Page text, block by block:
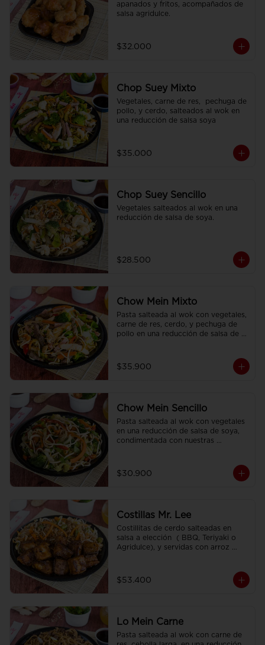
apanados y fritos, acompañados de
salsa agridulce.
$32.000
Chop Suey Mixto
Vegetales, carne de res,  pechuga de
pollo, y cerdo, salteados al wok en
una reducción de salsa soya
$35.000
Chop Suey Sencillo
Vegetales salteados al wok en una
reducción de salsa de soya.
$28.500
Chow Mein Mixto
Pasta salteada al wok con vegetales,
carne de res, cerdo, y pechuga de
pollo en una reducción de salsa de
$35.900
Chow Mein Sencillo
Pasta salteada al wok con vegetales
en una reducción de salsa de soya,
condimentada con nuestras
$30.900
Costillas Mr. Lee
Costillitas de cerdo salteadas en
salsa a elección  ( BBQ, Teriyaki o
Agridulce), y servidas con arroz
$53.400
Lo Mein Carne
Pasta salteada al wok con carne de